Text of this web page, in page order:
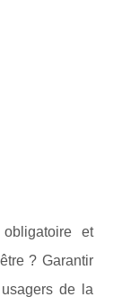
et
? Garantir
de la